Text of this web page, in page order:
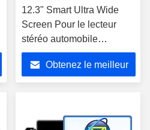
12.3" Smart Ultra Wide
Screen Pour le lecteur
stéréo automobile
Peugeot 508 2011-2018
Obtenez le meilleur